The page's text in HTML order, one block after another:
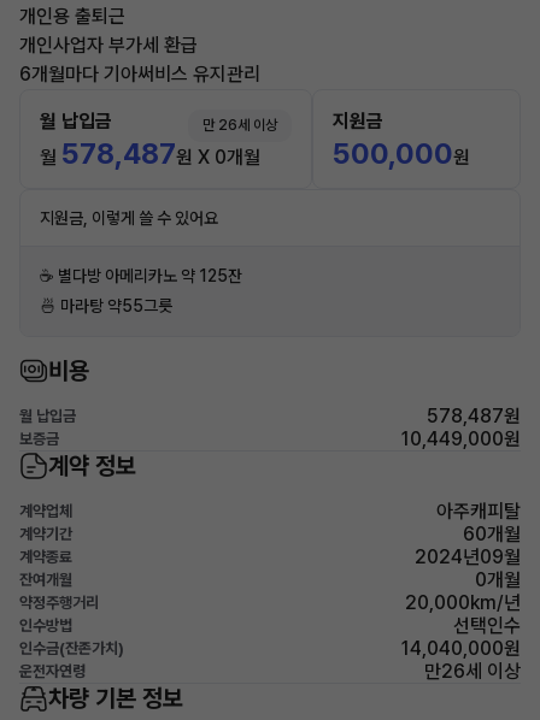
개인용 출퇴근
개인사업자 부가세 환급
6개월마다 기아써비스 유지관리
월 납입금 만 26세 이상
월 578,487원 X 0개월
지원금
500,000원
지원금, 이렇게 쓸 수 있어요
☕️ 별다방 아메리카노 약 125잔
🍜 마라탕 약55그릇
비용
월 납입금 578,487원
보증금 10,449,000원
계약 정보
계약업체 아주캐피탈
계약기간 60개월
계약종료 2024년09월
잔여개월 0개월
약정주행거리 20,000km/년
인수방법 선택인수
인수금(잔존가치) 14,040,000원
운전자연령 만26세 이상
차량 기본 정보